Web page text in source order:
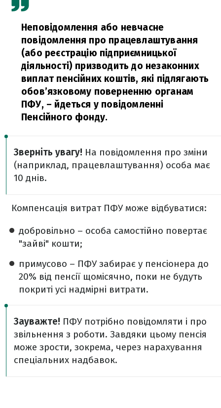
Неповідомлення або невчасне
повідомлення про працевлаштування
(або реєстрацію підприємницької
діяльності) призводить до незаконних
виплат пенсійних коштів, які підлягають
обов’язковому поверненню органам
ПФУ, – йдеться у повідомленні
Пенсійного фонду.
Зверніть увагу! На повідомлення про зміни
(наприклад, працевлаштування) особа має
10 днів.
Компенсація витрат ПФУ може відбуватися:
добровільно – особа самостійно повертає
"зайві" кошти;
примусово – ПФУ забирає у пенсіонера до
20% від пенсії щомісячно, поки не будуть
покриті усі надмірні витрати.
Зауважте! ПФУ потрібно повідомляти і про
звільнення з роботи. Завдяки цьому пенсія
може зрости, зокрема, через нарахування
спеціальних надбавок.